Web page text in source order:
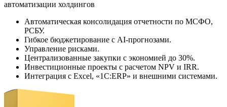
автоматизации холдингов
Автоматическая консолидация отчетности по МСФО,
РСБУ.
Гибкое бюджетирование с AI-прогнозами.
Управление рисками.
Централизованные закупки с экономией до 30%.
Инвестиционные проекты с расчетом NPV и IRR.
Интеграция с Excel, «1С:ERP» и внешними системами.